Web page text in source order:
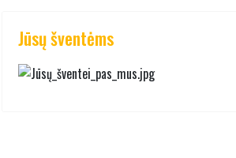
Jūsų šventėms